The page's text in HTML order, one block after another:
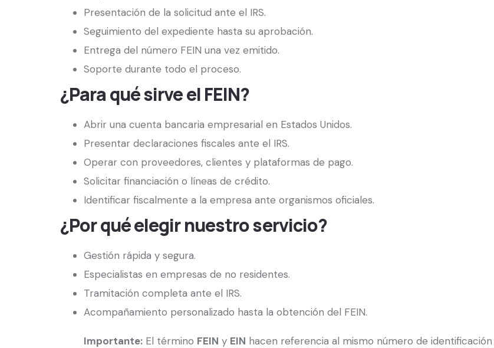
Presentación de la solicitud ante el IRS.
Seguimiento del expediente hasta su aprobación.
Entrega del número FEIN una vez emitido.
Soporte durante todo el proceso.
¿Para qué sirve el FEIN?
Abrir una cuenta bancaria empresarial en Estados Unidos.
Presentar declaraciones fiscales ante el IRS.
Operar con proveedores, clientes y plataformas de pago.
Solicitar financiación o líneas de crédito.
Identificar fiscalmente a la empresa ante organismos oficiales.
¿Por qué elegir nuestro servicio?
Gestión rápida y segura.
Especialistas en empresas de no residentes.
Tramitación completa ante el IRS.
Acompañamiento personalizado hasta la obtención del FEIN.
Importante: El término FEIN y EIN hacen referencia al mismo número de